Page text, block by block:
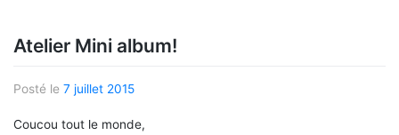
Atelier Mini album!
Posté le 7 juillet 2015
Coucou tout le monde,